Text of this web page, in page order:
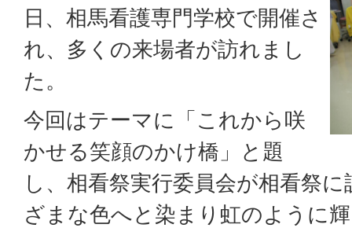
日、相馬看護専門学校で開催さ
れ、多くの来場者が訪れまし
た。
今回はテーマに「これから咲
かせる笑顔のかけ橋」と題
し、相看祭実行委員会が相看祭
ざまな色へと染まり虹のように